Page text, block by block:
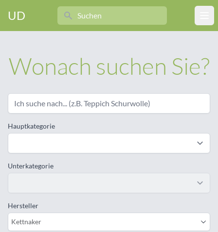
UD
Search
Wonach suchen Sie?
Hauptkategorie
Unterkategorie
Hersteller
Kettnaker